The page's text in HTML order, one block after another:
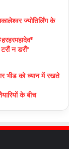
ज्योतिर्लिंग के
न डरौं*
भीड को ध्यान में रखते
के बीच